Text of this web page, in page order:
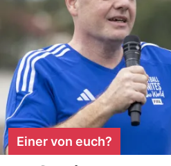
Einer von euch?